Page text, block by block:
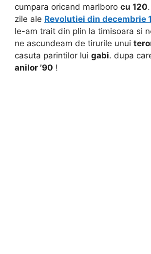
cumpara oricand marlboro cu 120
zile ale Revolutiei din decembrie
le-am trait din plin la timisoara si
ne ascundeam de tirurile unui
casuta parintilor lui gabi. dupa
anilor ’90 !